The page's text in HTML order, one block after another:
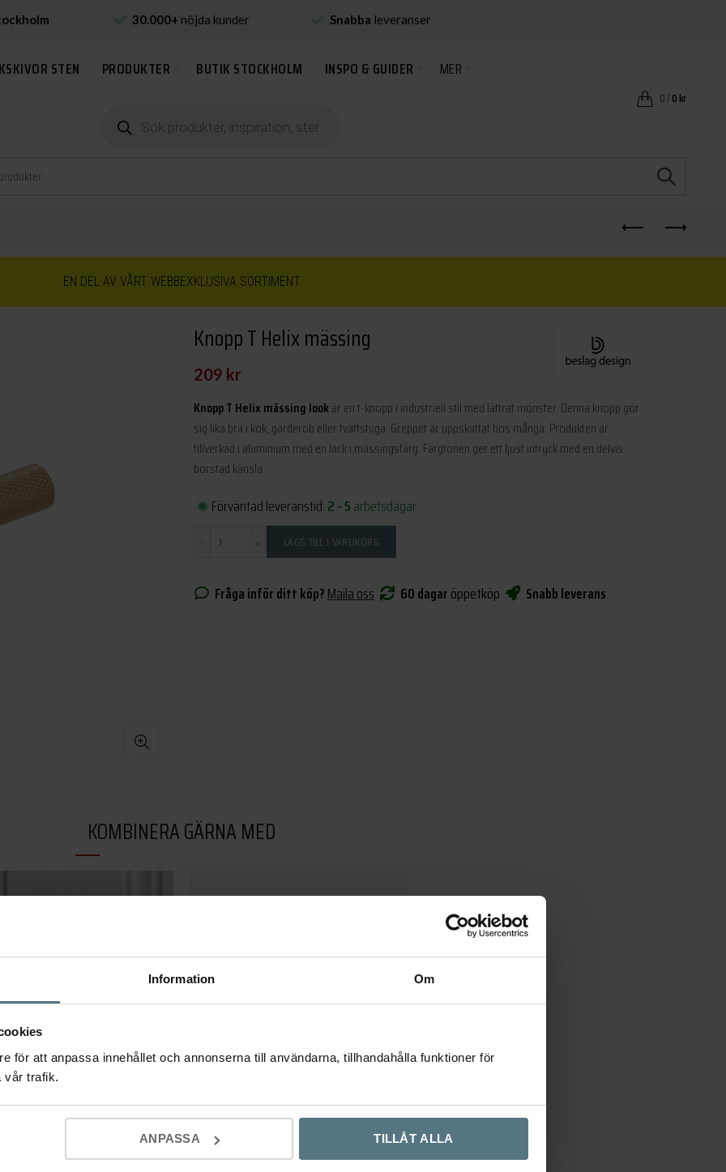
Information Om
för att anpassa innehållet och annonserna till användarna, tillhandahålla funktioner för
vår trafik.
ANPASSA TILLÅT ALLA
STEN PRODUKTER BUTIK STOCKHOLM INSPO & GUIDER MER
0/0kr
EN DEL AV VÅRT WEBBEXKLUSIVA SORTIMENT
Knopp T Helix mässing
209 kr
Knopp T Helix mässing lookär en t-knopp i industriell stil med lättrat mönster. Denna knopp gör
sig lika bra i kök, garderob eller tvättstuga. Greppet är uppskattat hos många. Produkten är
tillverkad i aluminium med en lack i mässingsfärg. Färgtonen ger ett ljust intryck med en delvis
borstad känsla.
Förväntad leveranstid:2 - 5arbetsdagar
LÄGG TILL I VARUKORG
Fråga inför ditt köp?Maila oss 60 dagaröppetköp Snabb leverans
KOMBINERA GÄRNA MED
Helix 200 borstad mässing Knopp Helix mässing Ø20
BESLAG DESIGN
159kr
30.000+ nöjda kunder Snabba leveranser